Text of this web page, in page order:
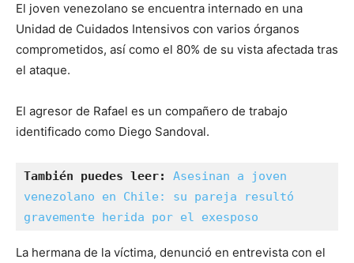
El joven venezolano se encuentra internado en una
Unidad de Cuidados Intensivos con varios órganos
comprometidos, así como el 80% de su vista afectada tras
el ataque.
El agresor de Rafael es un compañero de trabajo
identificado como Diego Sandoval.
También puedes leer:
Asesinan a joven
venezolano en Chile: su pareja resultó
gravemente herida por el exesposo
La hermana de la víctima, denunció en entrevista con el